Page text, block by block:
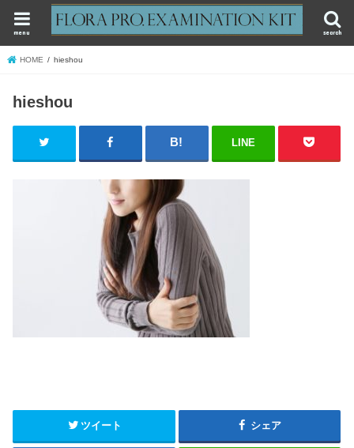
search
menu
HOME hieshou
hieshou
LINE
ツイート シェア